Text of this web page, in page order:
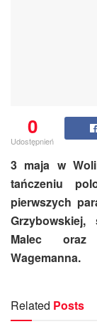
0
Udostępnień
3 maja w
tańczeniu
pierwszych
Malec oraz
Wagemanna.
Related Posts